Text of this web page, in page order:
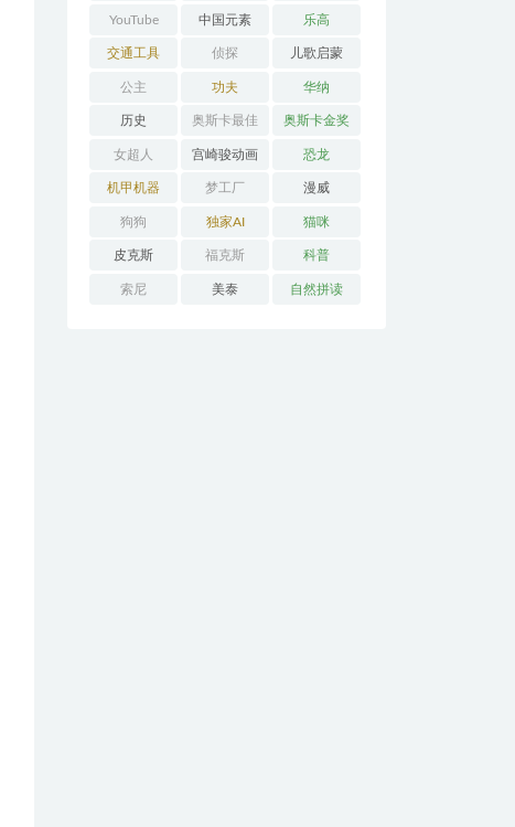
YouTube 中国元素 乐高
交通工具 侦探 儿歌启蒙
公主 功夫 华纳
历史 奥斯卡最佳
动画
奥斯卡金奖
女超人 宫崎骏动画 恐龙
机甲机器 梦工厂 漫威
狗狗 独家AI 猫咪
皮克斯 福克斯 科普
索尼 美泰 自然拼读